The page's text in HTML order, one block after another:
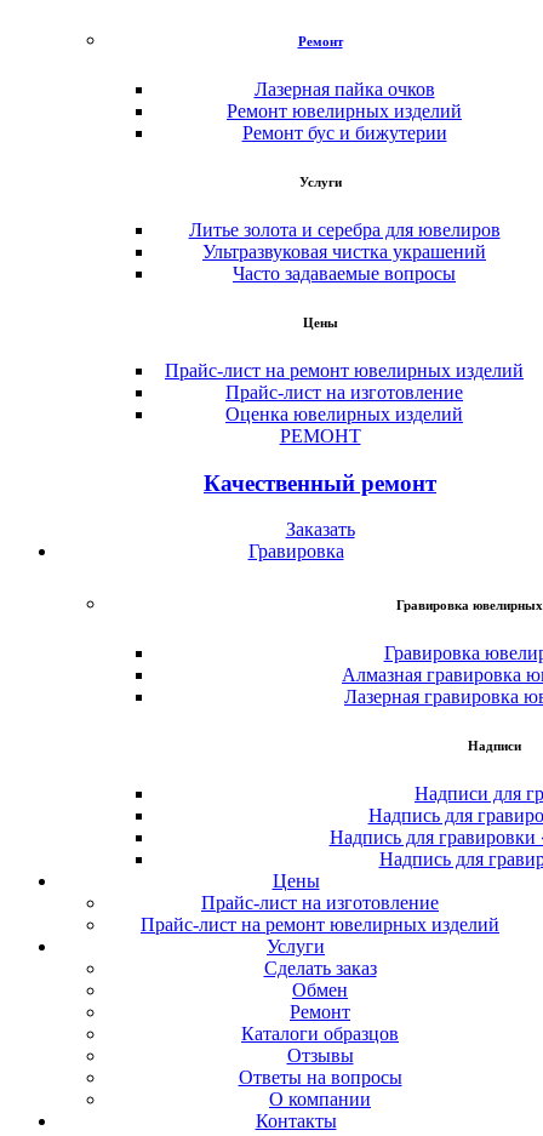
Ремонт
Лазерная пайка очков
Ремонт ювелирных изделий
Ремонт бус и бижутерии
Услуги
Литье золота и серебра для ювелиров
Ультразвуковая чистка украшений
Часто задаваемые вопросы
Цены
Прайс-лист на ремонт ювелирных изделий
Прайс-лист на изготовление
Оценка ювелирных изделий
РЕМОНТ
Качественный ремонт
Заказать
Гравировка
Гравировка ювелирных
Гравировка
Алмазная гравировка
Лазерная гравировка
Надписи
Надписи для
Надпись для
Надпись для
Надпись для
Цены
Прайс-лист на изготовление
Прайс-лист на ремонт ювелирных изделий
Услуги
Сделать заказ
Обмен
Ремонт
Каталоги образцов
Отзывы
Ответы на вопросы
О компании
Контакты